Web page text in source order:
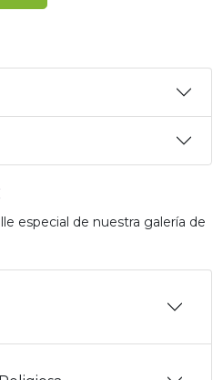
especial de nuestra galería de